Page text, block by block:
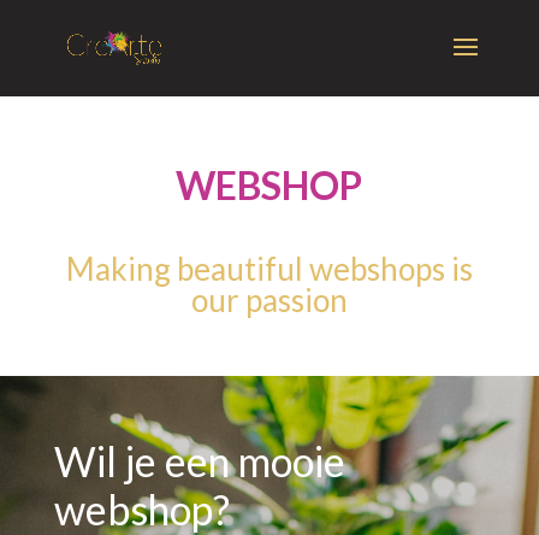
WEBSHOP
Making beautiful webshops is
our passion
Wil je een mooie
webshop?